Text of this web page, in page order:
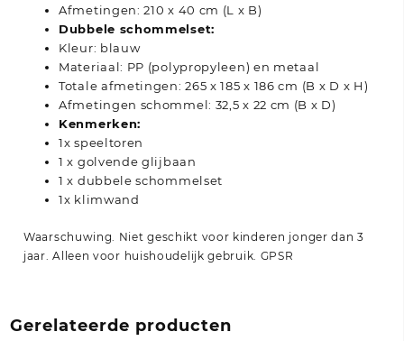
Afmetingen: 210 x 40 cm (L x B)
Dubbele schommelset:
Kleur: blauw
Materiaal: PP (polypropyleen) en metaal
Totale afmetingen: 265 x 185 x 186 cm (B x D x H)
Afmetingen schommel: 32,5 x 22 cm (B x D)
Kenmerken:
1x speeltoren
1 x golvende glijbaan
1 x dubbele schommelset
1x klimwand
Waarschuwing. Niet geschikt voor kinderen jonger dan 3
jaar. Alleen voor huishoudelijk gebruik. GPSR
Gerelateerde producten